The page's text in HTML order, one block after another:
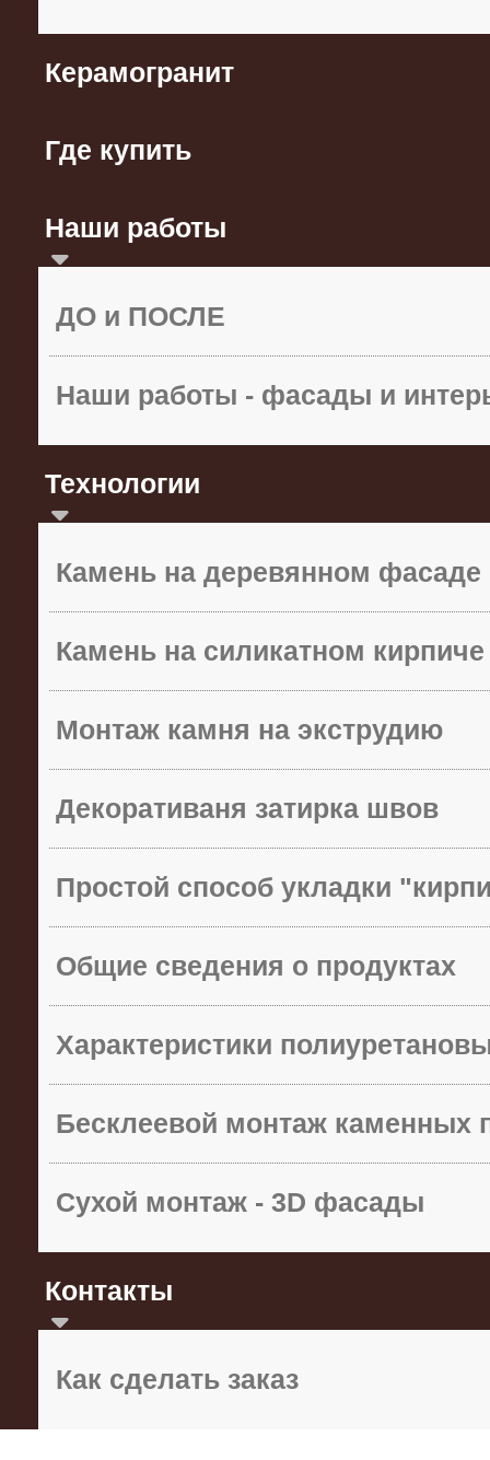
Керамогранит
Где купить
Наши работы
ДО и ПОСЛЕ
Наши работы - фасады и
Технологии
Камень на деревянном фасаде
Камень на силикатном кирпиче
Монтаж камня на экструдию
Декоративаня затирка швов
Простой способ укладки
Общие сведения о продуктах
Характеристики
Бесклеевой монтаж каменных
Сухой монтаж - 3D фасады
Контакты
Как сделать заказ